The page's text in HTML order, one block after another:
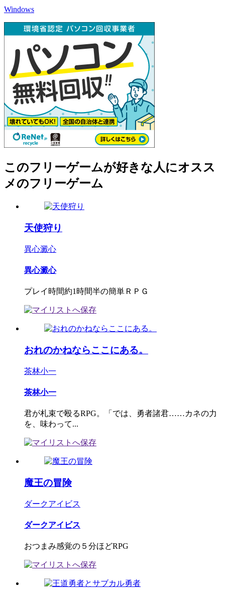
Windows
このフリーゲームが好きな人にオスス
メのフリーゲーム
天使狩り
異心澱心
異心澱心
プレイ時間約1時間半の簡単ＲＰＧ
おれのかねならここにある。
茶林小一
茶林小一
君が札束で殴るRPG。「では、勇者諸君……カネの力
を、味わって...
魔王の冒険
ダークアイビス
ダークアイビス
おつまみ感覚の５分ほどRPG